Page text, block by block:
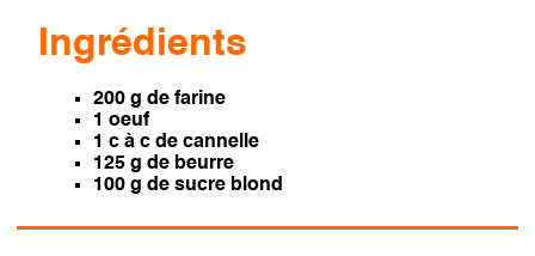
Ingrédients
200 g de farine
1 oeuf
1 c à c de cannelle
125 g de beurre
100 g de sucre blond